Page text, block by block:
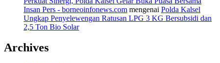
Insan Pers - borneoinfonews.com mengenai Polda Kalsel
Ungkap Penyelewengan Ratusan LPG 3 KG Bersubsidi dan
2,5 Ton Bio Solar
Archives